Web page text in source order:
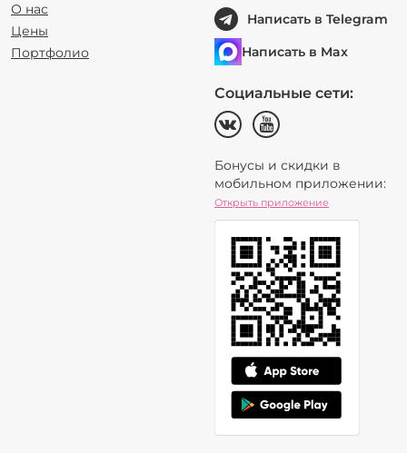
О нас
Цены
Портфолио
Написать в Telegram
Написать в Max
Социальные сети:
Бонусы и скидки в
мобильном приложении:
Открыть приложение